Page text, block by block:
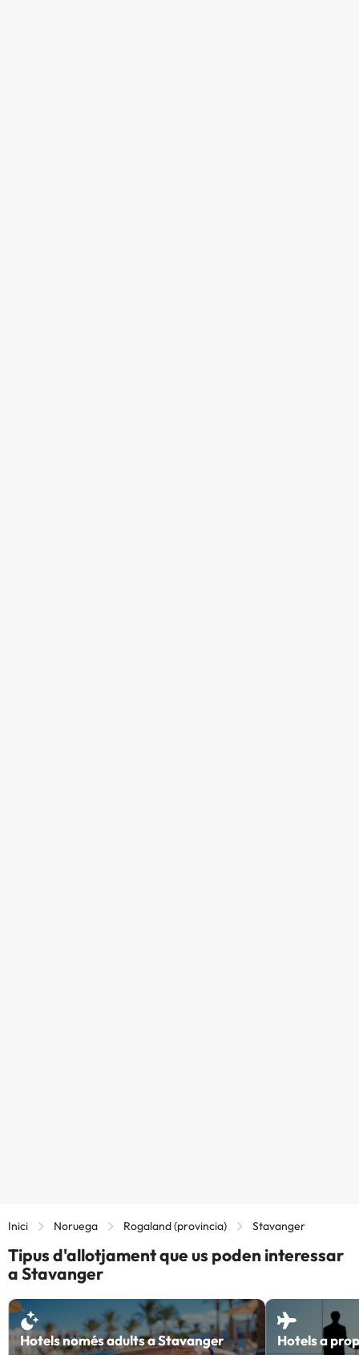
Inici Noruega Rogaland (provincia) Stavanger
Tipus d'allotjament que us poden interessar
a Stavanger
Hotels només adults a Stavanger
Hotels a